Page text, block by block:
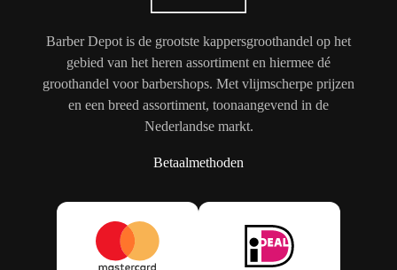
Barber Depot is de grootste kappersgroothandel op het
gebied van het heren assortiment en hiermee dé
groothandel voor barbershops. Met vlijmscherpe prijzen
en een breed assortiment, toonaangevend in de
Nederlandse markt.
Betaalmethoden